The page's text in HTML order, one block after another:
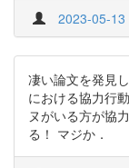
2023-05-13
凄い論文を発見
における協力行
ヌがいる方が協
る！ マジか．